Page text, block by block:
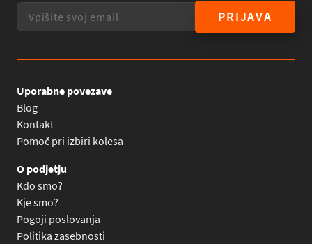
PRIJAVA
Uporabne povezave
Blog
Kontakt
Pomoč pri izbiri kolesa
O podjetju
Kdo smo?
Kje smo?
Pogoji poslovanja
Politika zasebnosti